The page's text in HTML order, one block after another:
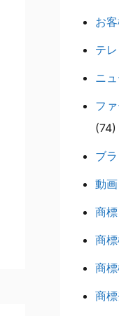
お
テ
ニ
フ
(74)
ブ
動画
商標
商
商
商